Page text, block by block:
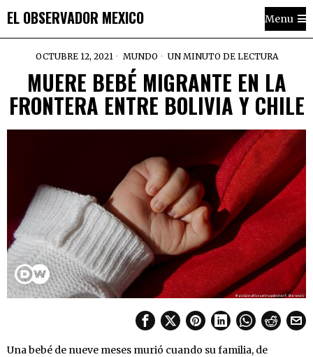
EL OBSERVADOR MEXICO Menu
OCTUBRE 12, 2021 MUNDO UN MINUTO DE LECTURA
MUERE BEBÉ MIGRANTE EN LA
FRONTERA ENTRE BOLIVIA Y CHILE
Una bebé de nueve meses murió cuando su familia, de